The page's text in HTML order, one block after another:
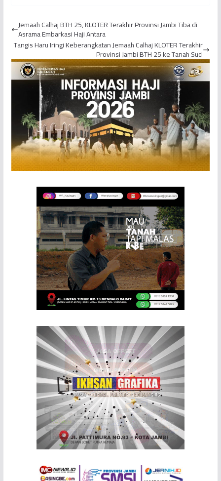
ke Em...
Jemaah Calhaj BTH 25, KLOTER Terakhir Provinsi Jambi Tiba di
Asrama Embarkasi Haji Antara
Tangis Haru Iringi Keberangkatan Jemaah Calhaj KLOTER Terakhir
Provinsi Jambi BTH 25 ke Tanah Suci